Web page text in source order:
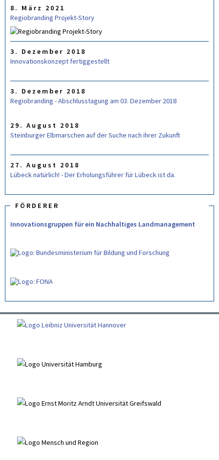
O
M
8. März 2021
Regiobranding Projekt-Story
3. Dezember 2018
Innovationskonzept fertiggestellt
3. Dezember 2018
Regiobranding - Abschlusstagung am 03. Dezember 2018
29. August 2018
Steinburger Elbmarschen auf der Suche nach ihrer Zukunft
27. August 2018
Lübeck natürlich! - Der Erholungsführer für Lübeck ist da.
FÖRDERER
Innovationsgruppen für ein Nachhaltiges Landmanagement